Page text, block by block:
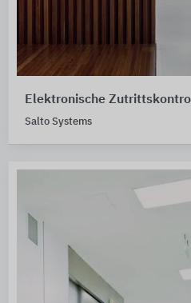
Elektronische
Salto Systems